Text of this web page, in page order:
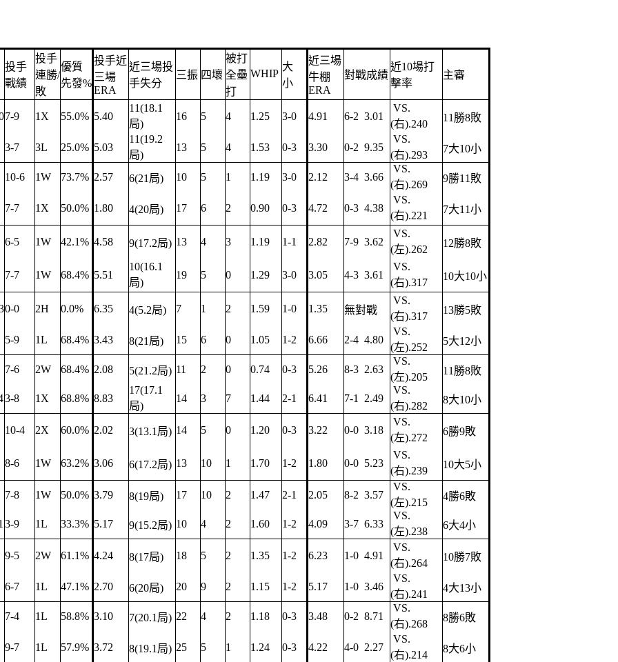
投手
戰績
投手
連勝/
敗
優質
先發%
投手近
三場
ERA
近三場投
手失分
三振 四壞
被打
全壘
打
WHIP
大
小
近三場
牛棚
ERA
對戰成績
近10場打
擊率
主審
7-9 1X 55.0% 5.40
11(18.1
局)
16 5 4 1.25 3-0 4.91 6-2 3.01
VS.
(右).240
11勝8敗
3-7 3L 25.0% 5.03
11(19.2
局)
13 5 4 1.53 0-3 3.30 0-2 9.35
VS.
(右).293
7大10小
10-6 1W 73.7% 2.57 6(21局) 10 5 1 1.19 3-0 2.12 3-4 3.66
VS.
(右).269
9勝11敗
7-7 1X 50.0% 1.80 4(20局) 17 6 2 0.90 0-3 4.72 0-3 4.38
VS.
(右).221
7大11小
6-5 1W 42.1% 4.58 9(17.2局) 13 4 3 1.19 1-1 2.82 7-9 3.62
VS.
(左).262
12勝8敗
7-7 1W 68.4% 5.51
10(16.1
局)
19 5 0 1.29 3-0 3.05 4-3 3.61
VS.
(右).317
10大10小
0-0 2H 0.0% 6.35 4(5.2局) 7 1 2 1.59 1-0 1.35 無對戰
VS.
(右).317
13勝5敗
5-9 1L 68.4% 3.43 8(21局) 15 6 0 1.05 1-2 6.66 2-4 4.80
VS.
(左).252
5大12小
7-6 2W 68.4% 2.08 5(21.2局) 11 2 0 0.74 0-3 5.26 8-3 2.63
VS.
(左).205
11勝8敗
3-8 1X 68.8% 8.83
17(17.1
局)
14 3 7 1.44 2-1 6.41 7-1 2.49
VS.
(右).282
8大10小
10-4 2X 60.0% 2.02 3(13.1局) 14 5 0 1.20 0-3 3.22 0-0 3.18
VS.
(左).272
6勝9敗
8-6 1W 63.2% 3.06 6(17.2局) 13 10 1 1.70 1-2 1.80 0-0 5.23
VS.
(右).239
10大5小
7-8 1W 50.0% 3.79 8(19局) 17 10 2 1.47 2-1 2.05 8-2 3.57
VS.
(左).215
4勝6敗
3-9 1L 33.3% 5.17 9(15.2局) 10 4 2 1.60 1-2 4.09 3-7 6.33
VS.
(左).238
6大4小
9-5 2W 61.1% 4.24 8(17局) 18 5 2 1.35 1-2 6.23 1-0 4.91
VS.
(右).264
10勝7敗
6-7 1L 47.1% 2.70 6(20局) 20 9 2 1.15 1-2 5.17 1-0 3.46
VS.
(右).241
4大13小
7-4 1L 58.8% 3.10 7(20.1局) 22 4 2 1.18 0-3 3.48 0-2 8.71
VS.
(右).268
8勝6敗
9-7 1L 57.9% 3.72 8(19.1局) 25 5 1 1.24 0-3 4.22 4-0 2.27
VS.
(右).214
8大6小